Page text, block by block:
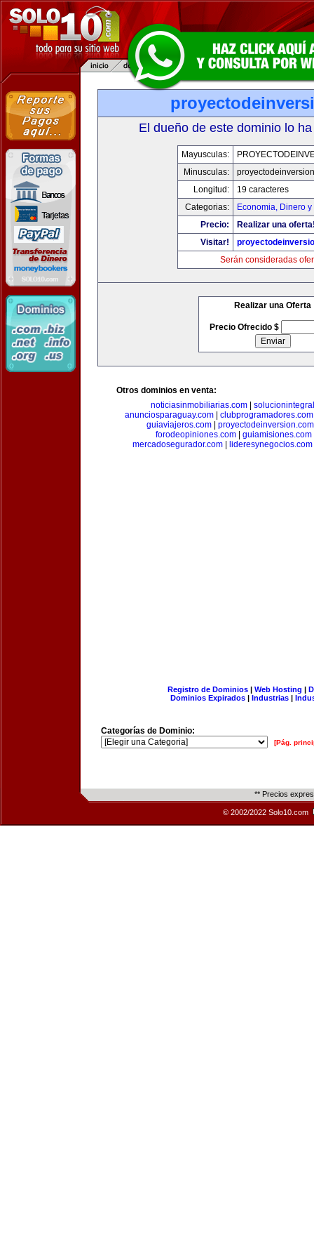
El dueño de este dominio lo
Mayusculas:
Minusculas:
Longitud:
19 caracteres
Categorias:
Economia, Dinero
Precio:
Realizar una
Visitar!
Serán consideradas
Realizar una Oferta
Precio Ofrecido $
Otros dominios en venta:
noticiasinmobiliarias.com
anunciosparaguay.com
clubprogramadores.com
guiaviajeros.com| proyectodeinversion.com
forodeopiniones.com
guiamisiones.com
mercadosegurador.com
lideresynegocios.com
Registro de Dominios| Web Hosting |
Dominios Expirados | Industrias |
Categorías de Dominio:
[Pág.
** Precios
© 2002/2022 Solo10.com